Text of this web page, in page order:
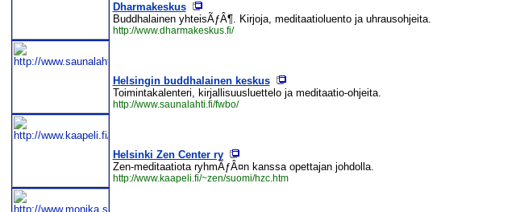
Dharmakeskus
Buddhalainen yhteisÃƒÂ¶. Kirjoja, meditaatioluento ja uhrausohjeita.
http://www.dharmakeskus.fi/
Helsingin buddhalainen keskus
Toimintakalenteri, kirjallisuusluettelo ja meditaatio-ohjeita.
http://www.saunalahti.fi/fwbo/
Helsinki Zen Center ry
Zen-meditaatiota ryhmÃƒÂ¤n kanssa opettajan johdolla.
http://www.kaapeli.fi/~zen/suomi/hzc.htm